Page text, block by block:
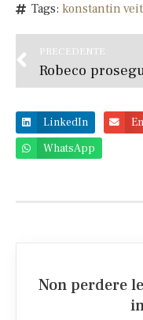
Tags: konstantin veit
PRECEDENTE
LinkedIn
WhatsApp
Non perdere